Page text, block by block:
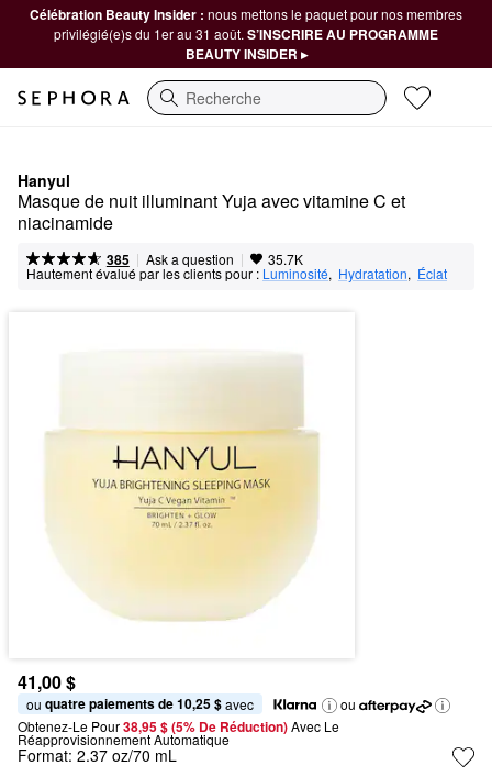
Célébration Beauty Insider : nous mettons le paquet pour nos membres
privilégié(e)s du 1er au 31 août. S’INSCRIRE AU PROGRAMME
BEAUTY INSIDER ▸
Recherche
Hanyul
Masque de nuit illuminant Yuja avec vitamine C et
niacinamide
385 | Ask a question | 35.7K
Hautement évalué par les clients pour : Luminosité, Hydratation, Éclat
41,00 $
ou quatre paiements de 10,25 $ avec
ou
Obtenez-Le Pour38,95 $ (5% De Réduction) Avec Le
Réapprovisionnement Automatique
Format: 2.37 oz/70 mL